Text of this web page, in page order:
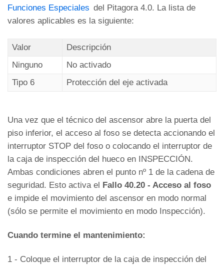
Funciones Especiales del Pitagora 4.0. La lista de
valores aplicables es la siguiente:
Valor
Descripción
Ninguno
No activado
Tipo 6
Protección del eje activada
Una vez que el técnico del ascensor abre la puerta del
piso inferior, el acceso al foso se detecta accionando el
interruptor STOP del foso o colocando el interruptor de
la caja de inspección del hueco en INSPECCIÓN.
Ambas condiciones abren el punto nº 1 de la cadena de
seguridad. Esto activa el Fallo 40.20 - Acceso al foso
e impide el movimiento del ascensor en modo normal
(sólo se permite el movimiento en modo Inspección).
Cuando termine el mantenimiento:
1 - Coloque el interruptor de la caja de inspección del